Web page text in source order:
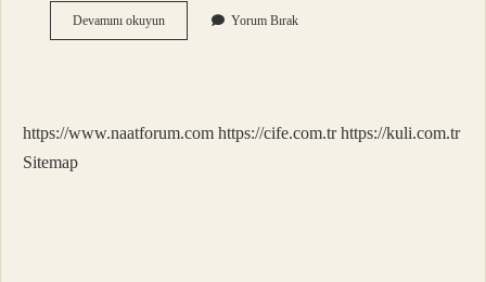
Devamını okuyunMide
Gazı
Yorum Bırak
https://www.naatforum.com https://cife.com.tr https://kuli.com.tr
Sitemap